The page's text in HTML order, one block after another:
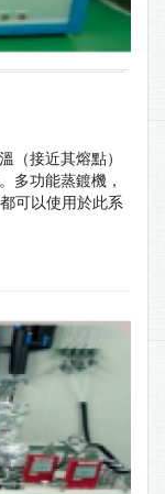
（接近其熔點）
多功能蒸鍍機，
可以使用於此系